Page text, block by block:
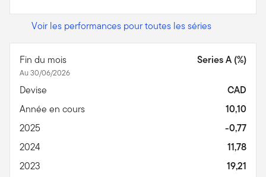
Voir les performances pour toutes les séries
Fin du mois
Au 30/06/2026
Series A (%)
Devise
CAD
Année en cours
10,10
2025
-0,77
2024
11,78
2023
19,21